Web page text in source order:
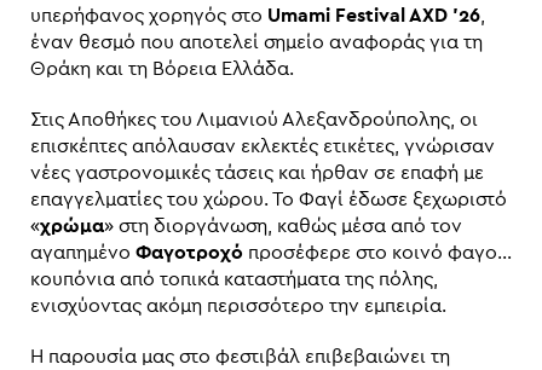
υπερήφανος χορηγός στο Umami Festival AXD ’26
έναν θεσμό που αποτελεί σημείο αναφοράς για τη
Θράκη και τη Βόρεια Ελλάδα.
Στις Αποθήκες του Λιμανιού Αλεξανδρούπολης, οι
επισκέπτες απόλαυσαν εκλεκτές ετικέτες, γνώρισαν
νέες γαστρονομικές τάσεις και ήρθαν σε επαφή με
επαγγελματίες του χώρου. Το Φαγί έδωσε ξεχωριστό
«χρώμα» στη διοργάνωση, καθώς μέσα από τον
αγαπημένο Φαγοτροχό προσέφερε στο κοινό φαγο…
κουπόνια από τοπικά καταστήματα της πόλης,
ενισχύοντας ακόμη περισσότερο την εμπειρία.
Η παρουσία μας στο φεστιβάλ επιβεβαιώνει τη